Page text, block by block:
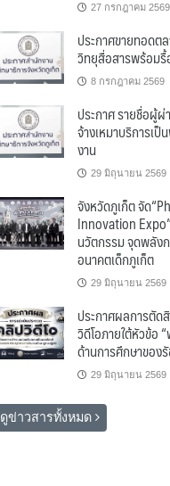
27 กรกฎาคม 2569
ประกาศขายทอด
วิทยุสื่อสารพร้อม
8 กรกฎาคม 2569
ประกาศ รายชื่อผู้
จ้างเหมาบริการเ
งาน
29 มิถุนายน 2569
จังหวัดภูเก็ต จัด
Innovation
นวัตกรรม จุดพลัง
อนาคตเด็กภูเก็ต
29 มิถุนายน 2569
ประกาศผลการตัด
วิดีโอภายใต้หัวข้อ
ด้านการศึกษาของ
29 มิถุนายน 2569
ดูข่าวสารทั้งหมด